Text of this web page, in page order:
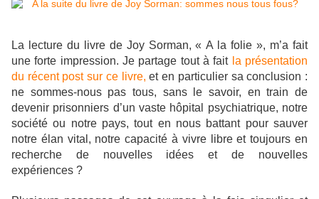
La lecture du livre de Joy Sorman, « A la folie », m’a fait
une forte impression. Je partage tout à fait la présentation
du récent post sur ce livre, et en particulier sa conclusion :
ne sommes-nous pas tous, sans le savoir, en train de
devenir prisonniers d’un vaste hôpital psychiatrique, notre
société ou notre pays, tout en nous battant pour sauver
notre élan vital, notre capacité à vivre libre et toujours en
recherche de nouvelles idées et de nouvelles
expériences ?